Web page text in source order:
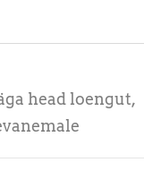
head loengut,